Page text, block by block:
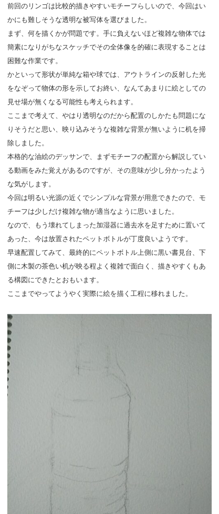
前回のリンゴは比較的描きやすいモチーフらしいので、今回はい
かにも難しそうな透明な被写体を選びました。
まず、何を描くかが問題です。手に負えないほど複雑な物体では
簡素になりがちなスケッチでその全体像を的確に表現することは
困難な作業です。
かといって形状が単純な箱や球では、アウトラインの反射した光
をなぞって物体の形を示してお終い、なんてあまりに絵としての
見せ場が無くなる可能性も考えられます。
ここまで考えて、やはり透明なのだから配置のしかたも問題にな
りそうだと思い、映り込みそうな複雑な背景が無いように机を掃
除しました。
本格的な油絵のデッサンで、まずモチーフの配置から解説してい
る動画をみた覚えがあるのですが、その意味が少し分かったよう
な気がします。
今回は明るい光源の近くでシンプルな背景が用意できたので、モ
チーフは少しだけ複雑な物が適当なように思いました。
なので、もう壊れてしまった加湿器に過去水を足すために置いて
あった、今は放置されたペットボトルが丁度良いようです。
早速配置してみて、最終的にペットボトル上側に黒い書見台、下
側に木製の茶色い机が映る程よく複雑で面白く、描きやすくもあ
る構図にできたとおもいます。
ここまでやってようやく実際に絵を描く工程に移れました。